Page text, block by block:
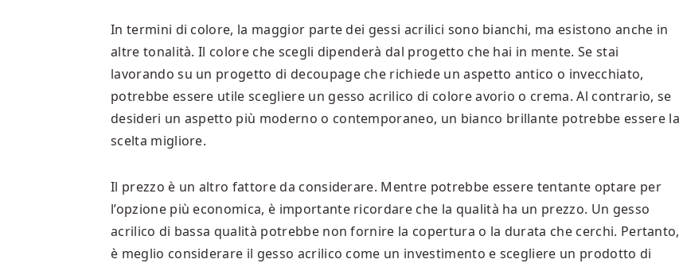
In termini di colore, la maggior parte dei gessi acrilici sono bianchi, ma esistono anche in
altre tonalità. Il colore che scegli dipenderà dal progetto che hai in mente. Se stai
lavorando su un progetto di decoupage che richiede un aspetto antico o invecchiato,
potrebbe essere utile scegliere un gesso acrilico di colore avorio o crema. Al contrario, se
desideri un aspetto più moderno o contemporaneo, un bianco brillante potrebbe essere la
scelta migliore.
Il prezzo è un altro fattore da considerare. Mentre potrebbe essere tentante optare per
l’opzione più economica, è importante ricordare che la qualità ha un prezzo. Un gesso
acrilico di bassa qualità potrebbe non fornire la copertura o la durata che cerchi. Pertanto,
è meglio considerare il gesso acrilico come un investimento e scegliere un prodotto di